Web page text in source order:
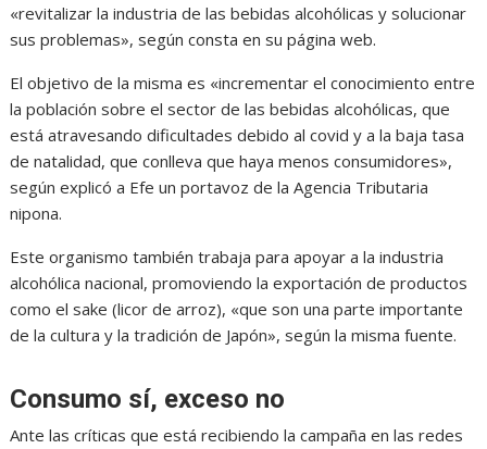
«revitalizar la industria de las bebidas alcohólicas y solucionar
sus problemas», según consta en su página web.
El objetivo de la misma es «incrementar el conocimiento entre
la población sobre el sector de las bebidas alcohólicas, que
está atravesando dificultades debido al covid y a la baja tasa
de natalidad, que conlleva que haya menos consumidores»,
según explicó a Efe un portavoz de la Agencia Tributaria
nipona.
Este organismo también trabaja para apoyar a la industria
alcohólica nacional, promoviendo la exportación de productos
como el sake (licor de arroz), «que son una parte importante
de la cultura y la tradición de Japón», según la misma fuente.
Consumo sí, exceso no
Ante las críticas que está recibiendo la campaña en las redes